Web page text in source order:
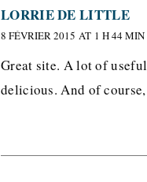
LORRIE DE LITTLE
8 FÉVRIER 2015 AT 1 H 44 MIN
Great site. A lot of
delicious. And of